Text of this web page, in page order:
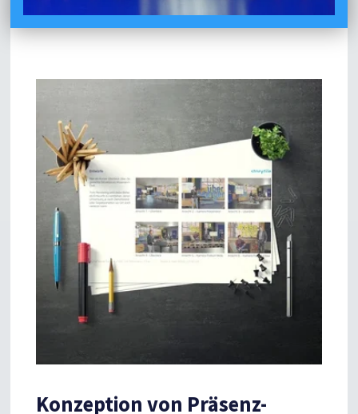
Konzeption von Präsenz-